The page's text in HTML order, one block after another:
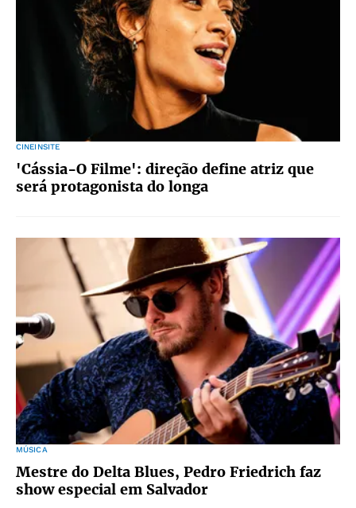
CINEINSITE
'Cássia-O Filme': direção define atriz que
será protagonista do longa
MÚSICA
Mestre do Delta Blues, Pedro Friedrich faz
show especial em Salvador